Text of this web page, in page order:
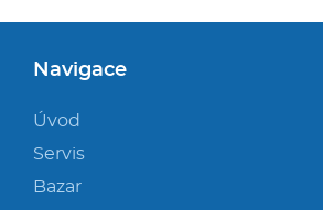
Navigace
Úvod
Servis
Bazar